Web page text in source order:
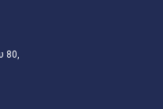
80,